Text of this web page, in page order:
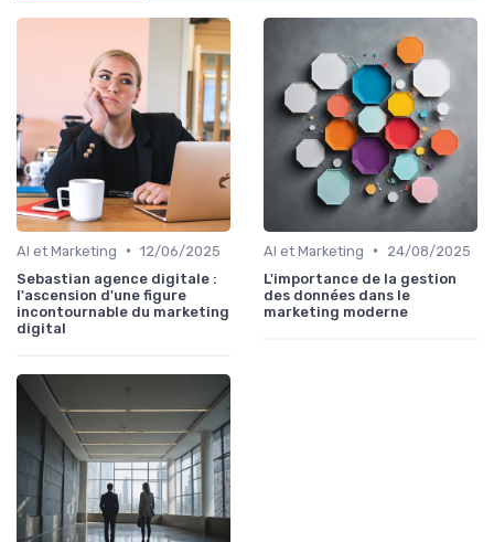
AI et Marketing • 12/06/2025
Sebastian agence digitale :
l'ascension d'une figure
incontournable du marketing
digital
AI et Marketing •
24/08/2025
L'importance de la gestion
des données dans le
marketing moderne